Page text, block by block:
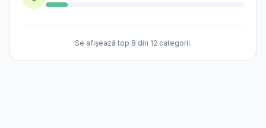
Se afișează top 8 din 12 categorii.